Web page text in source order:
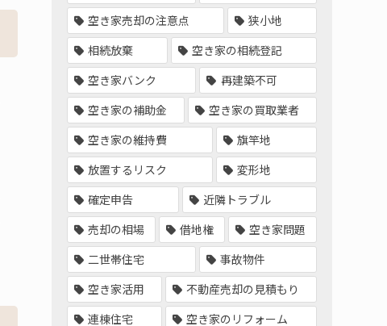
空き家売却の注意点
狭小地
相続放棄
空き家の相続登記
空き家バンク
再建築不可
空き家の補助金
空き家の買取業者
空き家の維持費
旗竿地
放置するリスク
変形地
確定申告
近隣トラブル
売却の相場
借地権
空き家問題
二世帯住宅
事故物件
空き家活用
不動産売却の見積もり
連棟住宅
空き家のリフォーム